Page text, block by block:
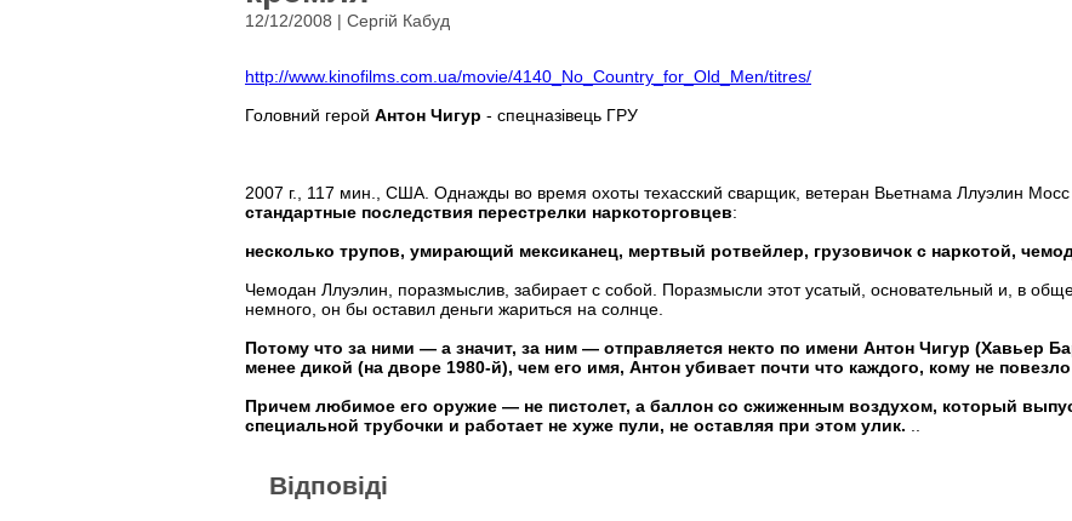
12/12/2008 | Сергій Кабуд
http://www.kinofilms.com.ua/movie/4140_No_Country_for_Old_Men/titres/
Головний герой Антон Чигур - спецназівець ГРУ
2007 г., 117 мин., США. Однажды во время охоты техасский сварщик, ветеран Вьетнама Ллуэлин
стандартные последствия перестрелки наркоторговцев:
несколько трупов, умирающий мексиканец, мертвый ротвейлер, грузовичок с наркотой,
Чемодан Ллуэлин, поразмыслив, забирает с собой. Поразмысли этот усатый, основательный и, в
немного, он бы оставил деньги жариться на солнце.
Потому что за ними — а значит, за ним — отправляется некто по имени Антон Чигур (Хавьер
менее дикой (на дворе 1980-й), чем его имя, Антон убивает почти что каждого, кому не
Причем любимое его оружие — не пистолет, а баллон со сжиженным воздухом, который
специальной трубочки и работает не хуже пули, не оставляя при этом улик.
Відповіді